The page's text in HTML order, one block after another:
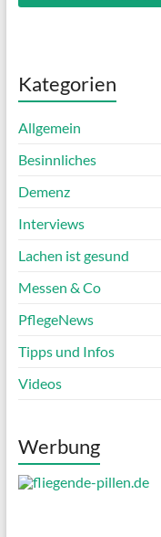
Kategorien
Allgemein
Besinnliches
Demenz
Interviews
Lachen ist gesund
Messen & Co
PflegeNews
Tipps und Infos
Videos
Werbung